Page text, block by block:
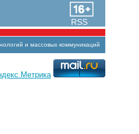
RSS
и массовых коммуникаций